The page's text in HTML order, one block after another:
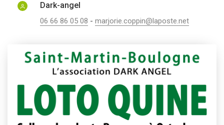
Dark-angel
06 66 86 05 08 - marjorie.coppin@laposte.net